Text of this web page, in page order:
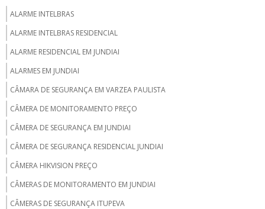
ALARME INTELBRAS
ALARME INTELBRAS RESIDENCIAL
ALARME RESIDENCIAL EM JUNDIAI
ALARMES EM JUNDIAI
CÂMARA DE SEGURANÇA EM VARZEA PAULISTA
CÂMERA DE MONITORAMENTO PREÇO
CÂMERA DE SEGURANÇA EM JUNDIAI
CÂMERA DE SEGURANÇA RESIDENCIAL JUNDIAI
CÂMERA HIKVISION PREÇO
CÂMERAS DE MONITORAMENTO EM JUNDIAI
CÂMERAS DE SEGURANÇA ITUPEVA